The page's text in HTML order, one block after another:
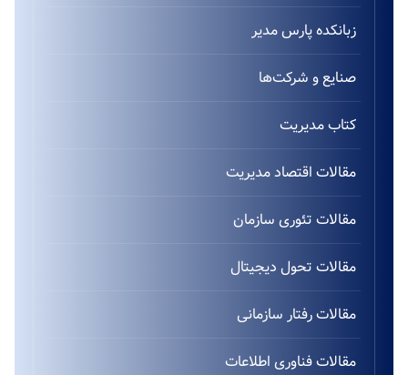
زبانکده پارس مدیر
صنایع و شرکت‌ها
کتاب مدیریت
مقالات اقتصاد مدیریت
مقالات تئوری سازمان
مقالات تحول دیجیتال
مقالات رفتار سازمانی
مقالات فناوری اطلاعات